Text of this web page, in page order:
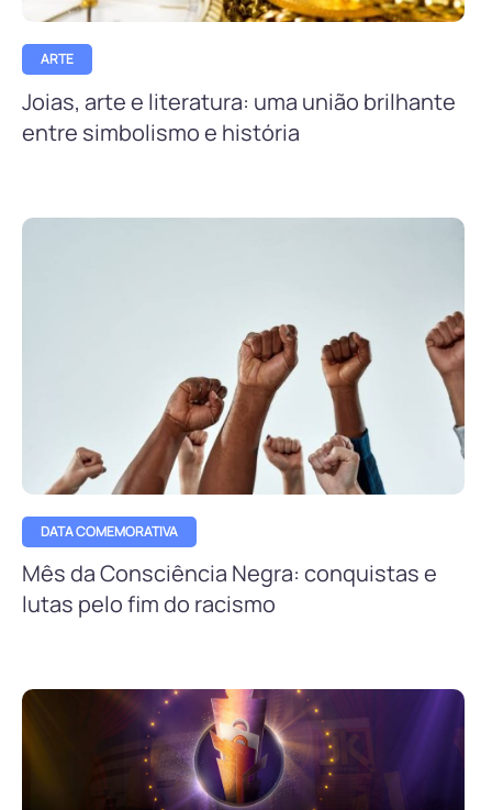
ARTE
Joias, arte e literatura: uma união brilhante
entre simbolismo e história
DATA COMEMORATIVA
Mês da Consciência Negra: conquistas e
lutas pelo fim do racismo